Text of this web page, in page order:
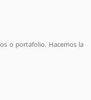
o portafolio. Hacemos la